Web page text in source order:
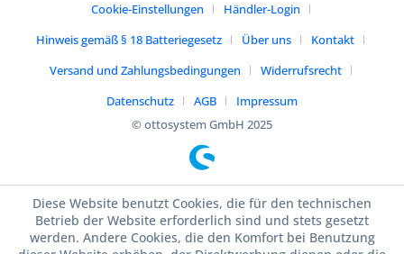
Cookie-Einstellungen
Händler-Login
Hinweis gemäß § 18 Batteriegesetz
Über uns
Kontakt
Versand und Zahlungsbedingungen
Widerrufsrecht
Datenschutz
AGB
Impressum
© ottosystem GmbH 2025
Diese Website benutzt Cookies, die für den technischen
Betrieb der Website erforderlich sind und stets gesetzt
werden. Andere Cookies, die den Komfort bei Benutzung